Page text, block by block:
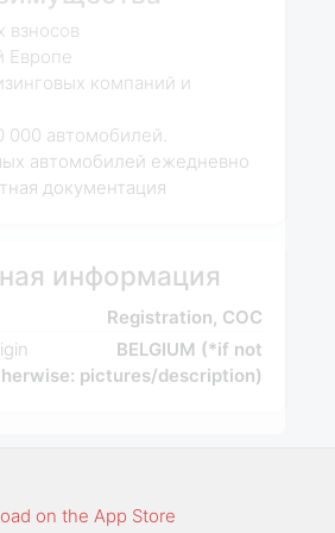
взносов
Европе
компаний и
000 автомобилей.
автомобилей ежедневно
документация
информация
Registration, COC
BELGIUM (*if not
pictures/description)